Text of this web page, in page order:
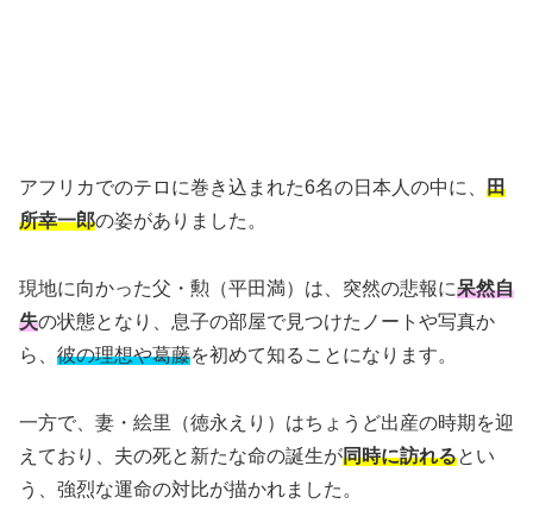
アフリカでのテロに巻き込まれた6名の日本人の中に、 田
所幸一郎の姿がありました。
現地に向かった父・勲（平田満）は、突然の悲報に呆然自
失の状態となり、息子の部屋で見つけたノートや写真か
ら、 彼の理想や葛藤を初めて知ることになります。
一方で、妻・絵里（徳永えり）はちょうど出産の時期を迎
えており、夫の死と新たな命の誕生が同時に訪れるとい
う、強烈な運命の対比が描かれました。